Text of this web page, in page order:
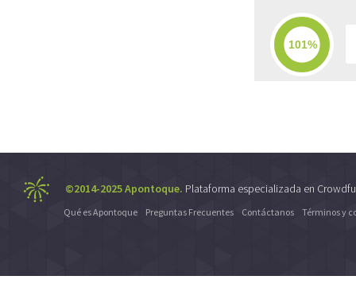
©2014-2025 Apontoque. Plataforma especializada en
Qué es Apontoque Preguntas Frecuentes Contáctanos Términos y